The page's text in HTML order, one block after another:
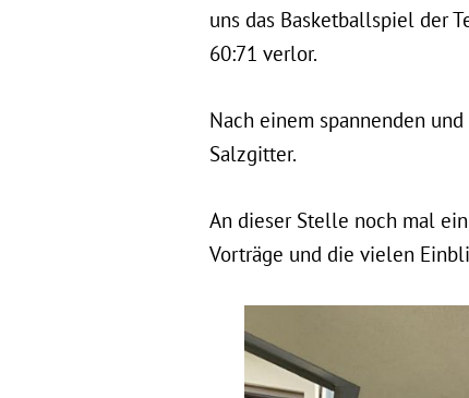
uns das Basketballspiel der
60:71 verlor.
Nach einem spannenden
Salzgitter.
An dieser Stelle noch mal
Vorträge und die vielen